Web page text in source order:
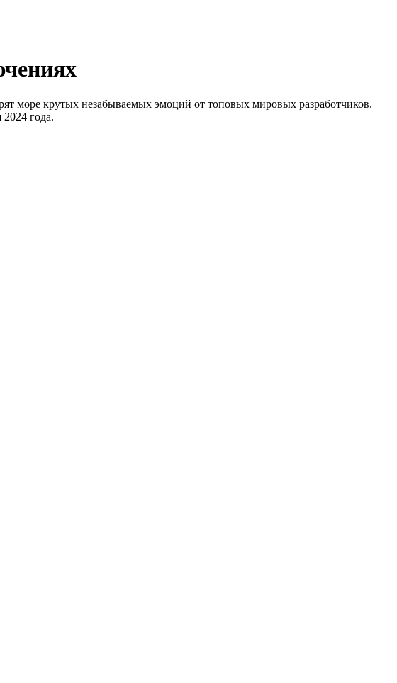
море крутых незабываемых эмоций от топовых мировых разработчиков.
года.